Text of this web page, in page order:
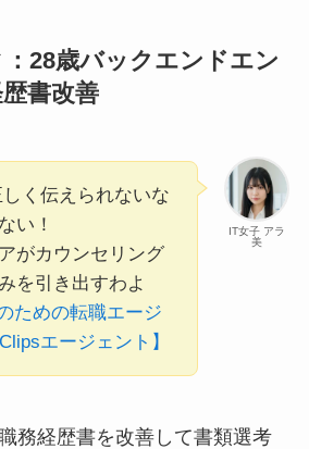
28歳バックエンドエン
書改善
IT女子 アラ
美
く伝えられないな
い！
がカウンセリング
を引き出すわよ
ための転職エージ
エージェント】
務経歴書を改善して書類選考